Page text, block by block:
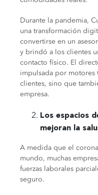
Durante la pandemia,
una transformación
convertirse en un
y brindó a los clientes
contacto físico. El
impulsada por motores
clientes, sino que
empresa.
Los espacios
mejoran la
A medida que el
mundo, muchas
fuerzas laborales
seguro.